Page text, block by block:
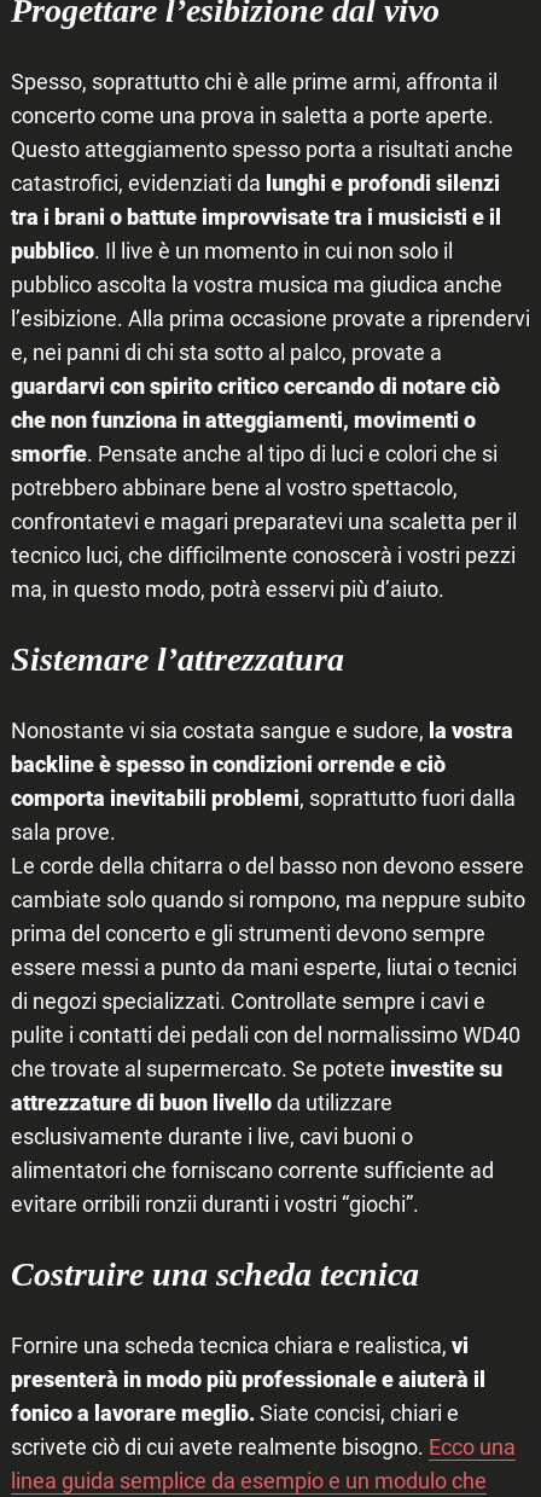
Progettare l’esibizione dal vivo
Spesso, soprattutto chi è alle prime armi, affronta il
concerto come una prova in saletta a porte aperte.
Questo atteggiamento spesso porta a risultati anche
catastrofici, evidenziati da lunghi e profondi silenzi
tra i brani o battute improvvisate tra i musicisti e il
pubblico. Il live è un momento in cui non solo il
pubblico ascolta la vostra musica ma giudica anche
l’esibizione. Alla prima occasione provate a riprendervi
e, nei panni di chi sta sotto al palco, provate a
guardarvi con spirito critico cercando di notare ciò
che non funziona in atteggiamenti, movimenti o
smorfie. Pensate anche al tipo di luci e colori che si
potrebbero abbinare bene al vostro spettacolo,
confrontatevi e magari preparatevi una scaletta per il
tecnico luci, che difficilmente conoscerà i vostri pezzi
ma, in questo modo, potrà esservi più d’aiuto.
Sistemare l’attrezzatura
Nonostante vi sia costata sangue e sudore, la vostra
backline è spesso in condizioni orrende e ciò
comporta inevitabili problemi, soprattutto fuori dalla
sala prove.
Le corde della chitarra o del basso non devono essere
cambiate solo quando si rompono, ma neppure subito
prima del concerto e gli strumenti devono sempre
essere messi a punto da mani esperte, liutai o tecnici
di negozi specializzati. Controllate sempre i cavi e
pulite i contatti dei pedali con del normalissimo WD40
che trovate al supermercato. Se potete investite su
attrezzature di buon livelloda utilizzare
esclusivamente durante i live, cavi buoni o
alimentatori che forniscano corrente sufficiente ad
evitare orribili ronzii duranti i vostri “giochi”.
Costruire una scheda tecnica
Fornire una scheda tecnica chiara e realistica, vi
presenterà in modo più professionale e aiuterà il
fonico a lavorare meglio.Siate concisi, chiari e
scrivete ciò di cui avete realmente bisogno. Ecco una
linea guida semplice da esempio e un modulo che
Search
for: